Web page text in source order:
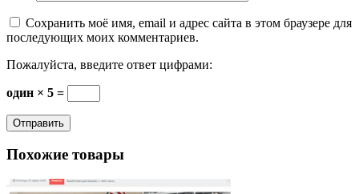
Сохранить моё имя, email и адрес сайта в этом браузере для
последующих моих комментариев.
Пожалуйста, введите ответ цифрами:
один × 5 =
Похожие товары